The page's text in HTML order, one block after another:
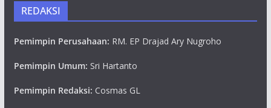
REDAKSI
Pemimpin Perusahaan: RM. EP Drajad Ary Nugroho
Pemimpin Umum: Sri Hartanto
Pemimpin Redaksi: Cosmas GL